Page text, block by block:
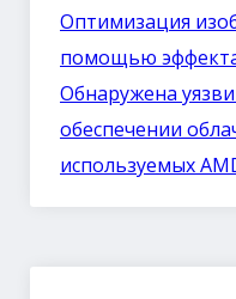
Оптимизация
помощью
Обнаружена
обеспечении
используемых